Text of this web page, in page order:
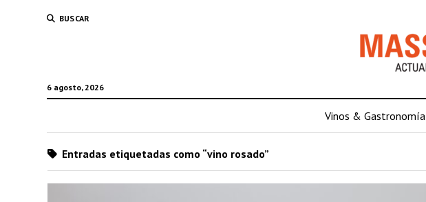
BUSCAR
6 agosto, 2026
Vinos & Gastronomía
Entradas etiquetadas como “vino rosado”